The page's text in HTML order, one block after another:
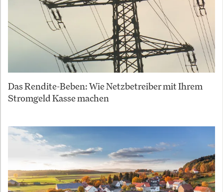
Das Rendite-Beben: Wie Netzbetreiber mit Ihrem
Stromgeld Kasse machen